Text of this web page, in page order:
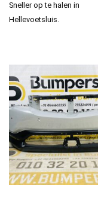
Sneller op te halen in
Hellevoetsluis.